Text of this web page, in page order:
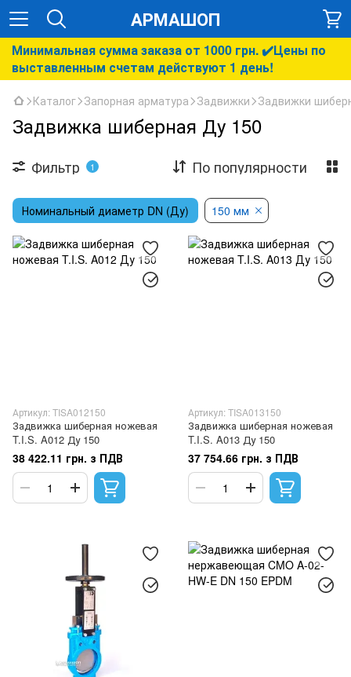
АРМАШОП
Минимальная сумма заказа от 1000 грн. ✔️Цены по
выставленным счетам действуют 1 день!
Каталог Запорная арматура Задвижки Задвижки
Задвижка шиберная Ду 150
Фильтр 1 По популярности
Номинальный диаметр DN (Ду) 150 мм
Артикул: TISA012150
Задвижка шиберная ножевая
T.I.S. A012 Ду 150
38 422.11 грн. з ПДВ
Артикул: TISA013150
Задвижка шиберная ножевая
T.I.S. A013 Ду 150
37 754.66 грн. з ПДВ